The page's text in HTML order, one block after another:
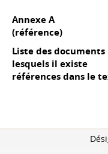
Annexe A
(référence)
Liste des
lesquels il existe
références dans le